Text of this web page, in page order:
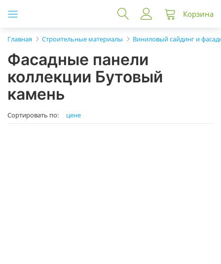
Корзина
Главная Строительные материалы Виниловый сайдинг и
Фасадные панели
коллекции Бутовый
камень
Сортировать по: цене